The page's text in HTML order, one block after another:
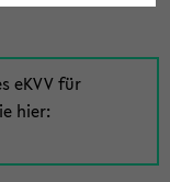
eKVV für
hier: